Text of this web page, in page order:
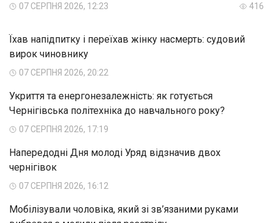
07 СЕРПНЯ 2026, 12:23 416
Їхав напідпитку і переїхав жінку насмерть: судовий
вирок чиновнику
07 СЕРПНЯ 2026, 20:22
Укриття та енергонезалежність: як готується
Чернігівська політехніка до навчального року?
07 СЕРПНЯ 2026, 17:19
Напередодні Дня молоді Уряд відзначив двох
чернігівок
07 СЕРПНЯ 2026, 16:12
Мобілізували чоловіка, який зі зв’язаними руками